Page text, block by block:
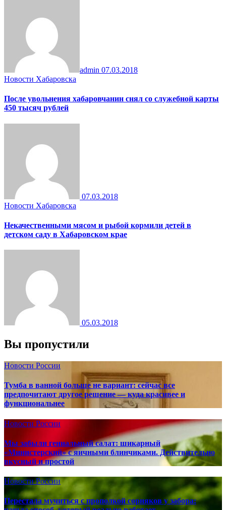
admin 07.03.2018
Новости Хабаровска
После увольнения хабаровчанин снял со служебной карты
450 тысяч рублей
07.03.2018
Новости Хабаровска
Некачественными мясом и рыбой кормили детей в
детском саду в Хабаровском крае
05.03.2018
Вы пропустили
Новости России
Тумба в ванной больше не вариант: сейчас все
предпочитают другое решение — куда красивее и
функциональнее
Новости России
Мы забыли гениальный салат: шикарный
«Министерский» с яичными блинчиками. Действительно
вкусный и простой
Новости России
Перестала мучиться с прополкой сорняков у забора: